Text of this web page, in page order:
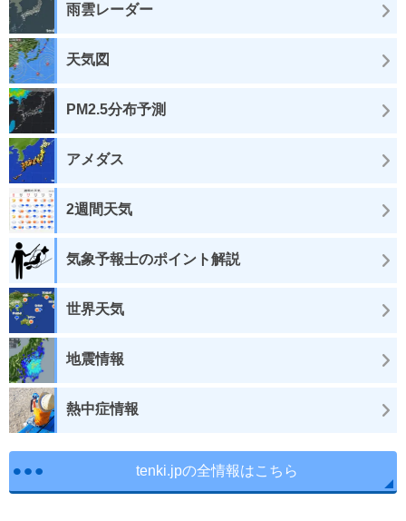
雨雲レーダー
天気図
PM2.5分布予測
アメダス
2週間天気
気象予報士のポイント解説
世界天気
地震情報
熱中症情報
tenki.jpの全情報はこちら